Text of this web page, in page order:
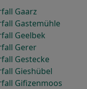
Gaarz
Gastemühle
Geelbek
Gerer
Gestecke
Gieshübel
Gifizenmoos